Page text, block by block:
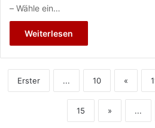
– Wähle ein…
Weiterlesen
Erster ... 10 «
15 » ...